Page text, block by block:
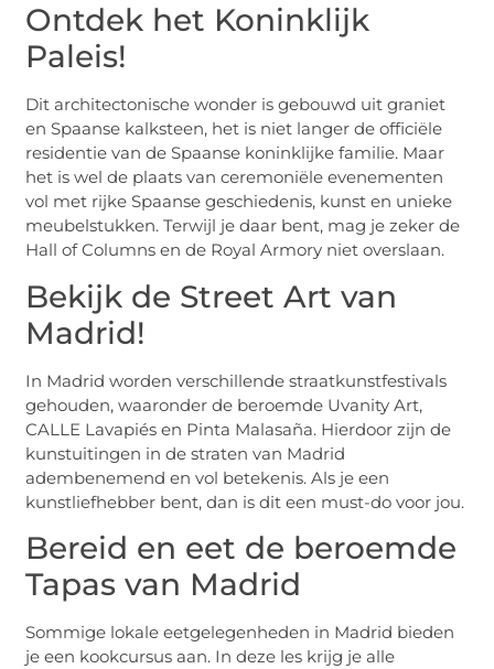
Ontdek het Koninklijk
Paleis!
Dit architectonische wonder is gebouwd uit graniet
en Spaanse kalksteen, het is niet langer de officiële
residentie van de Spaanse koninklijke familie. Maar
het is wel de plaats van ceremoniële evenementen
vol met rijke Spaanse geschiedenis, kunst en unieke
meubelstukken. Terwijl je daar bent, mag je zeker de
Hall of Columns en de Royal Armory niet overslaan.
Bekijk de Street Art van
Madrid!
In Madrid worden verschillende straatkunstfestivals
gehouden, waaronder de beroemde Uvanity Art,
CALLE Lavapiés en Pinta Malasaña. Hierdoor zijn de
kunstuitingen in de straten van Madrid
adembenemend en vol betekenis. Als je een
kunstliefhebber bent, dan is dit een must-do voor jou.
Bereid en eet de beroemde
Tapas van Madrid
Sommige lokale eetgelegenheden in Madrid bieden
je een kookcursus aan. In deze les krijg je alle